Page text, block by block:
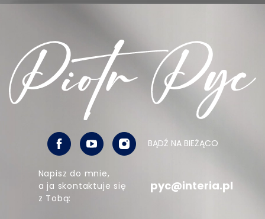
BĄDŹ NA BIEŻĄCO
Napisz do mnie,
a ja skontaktuje się
z Tobą:
pyc@interia.pl